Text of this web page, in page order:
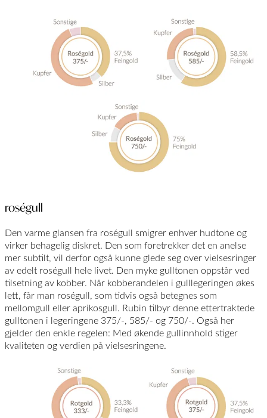
roségull
Den varme glansen fra roségull smigrer enhver hudtone og
virker behagelig diskret. Den som foretrekker det en anelse
mer subtilt, vil derfor også kunne glede seg over vielsesringer
av edelt roségull hele livet. Den myke gulltonen oppstår ved
tilsetning av kobber. Når kobberandelen i gulllegeringen økes
lett, får man roségull, som tidvis også betegnes som
mellomgull eller aprikosgull. Rubin tilbyr denne ettertraktede
gulltonen i legeringene 375/-, 585/- og 750/-. Også her
gjelder den enkle regelen: Med økende gullinnhold stiger
kvaliteten og verdien på vielsesringene.